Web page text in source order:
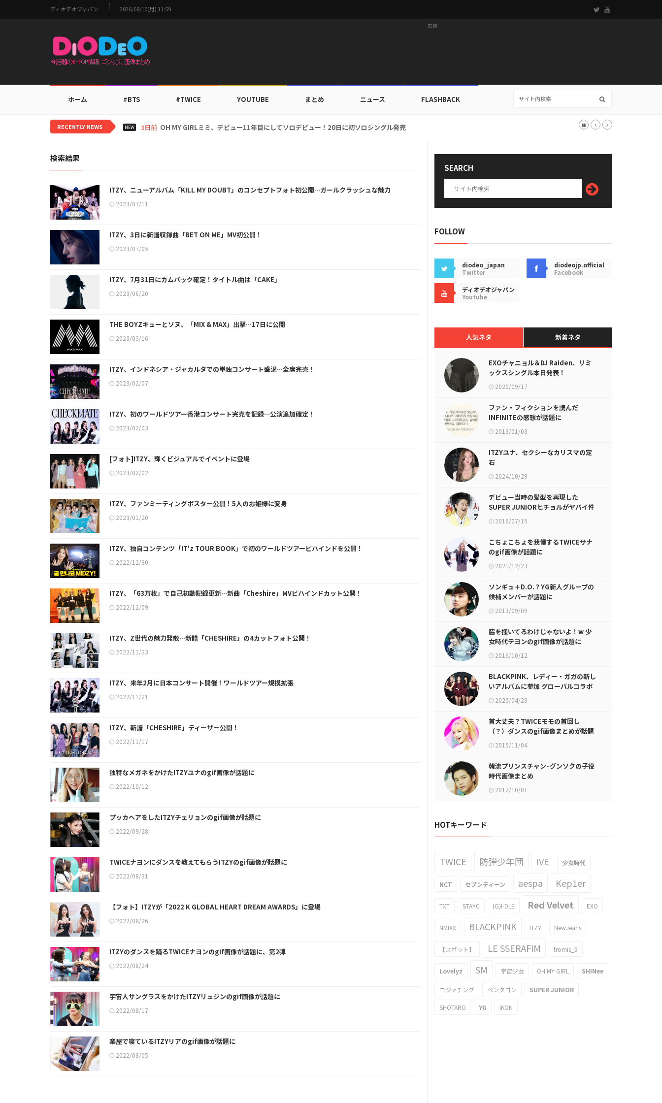
ディオデオジャパン 2026/08/10(月) 11:59
広告
ホーム #BTS #TWICE YOUTUBE まとめ ニュース FLASHBACK
RECENTLY NEWS NEW 3日前 BTS V、ワールドカップ出入証を公開…証明写真でも完璧なビジュアル！
検索結果
ITZY、ニューアルバム「KILL MY DOUBT」のコンセプトフォト初公開…ガールクラッシュな魅力
2023/07/11
ITZY、3日に新譜収録曲「BET ON ME」MV初公開！
2023/07/05
ITZY、7月31日にカムバック確定！タイトル曲は「CAKE」
2023/06/20
THE BOYZキューとソヌ、「MIX & MAX」出撃…17日に公開
2023/03/16
ITZY、インドネシア・ジャカルタでの単独コンサート盛況…全席完売！
2023/02/07
ITZY、初のワールドツアー香港コンサート完売を記録…公演追加確定！
2023/02/03
[フォト]ITZY、輝くビジュアルでイベントに登場
2023/02/02
ITZY、ファンミーティングポスター公開！5人のお姫様に変身
2023/01/20
ITZY、独自コンテンツ「IT'z TOUR BOOK」で初のワールドツアービハインドを公開！
2022/12/30
ITZY、「63万枚」で自己初動記録更新…新曲「Cheshire」MVビハインドカット公開！
2022/12/09
ITZY、Z世代の魅力発散…新譜「CHESHIRE」の4カットフォト公開！
2022/11/23
ITZY、来年2月に日本コンサート開催！ワールドツアー規模拡張
2022/11/21
ITZY、新譜「CHESHIRE」ティーザー公開！
2022/11/17
独特なメガネをかけたITZYユナのgif画像が話題に
2022/10/12
プッカヘアをしたITZYチェリョンのgif画像が話題に
2022/09/28
TWICEナヨンにダンスを教えてもらうITZYのgif画像が話題に
2022/08/31
【フォト】ITZYが「2022 K GLOBAL HEART DREAM AWARDS」に登場
2022/08/26
ITZYのダンスを踊るTWICEナヨンのgif画像が話題に、第2弾
2022/08/24
宇宙人サングラスをかけたITZYリュジンのgif画像が話題に
2022/08/17
楽屋で寝ているITZYリアのgif画像が話題に
2022/08/05
SEARCH
FOLLOW
diodeo_japan
Twitter
diodeojp.official
Facebook
ディオデオジャパン
Youtube
人気ネタ 新着ネタ
EXOチャニョル＆DJ Raiden、リミ
ックスシングル本日発表！
2020/09/17
ファン・フィクションを読んだ
INFINITEの感想が話題に
2013/01/03
ITZYユナ、セクシーなカリスマの定
石
2024/10/29
デビュー当時の髪型を再現した
SUPER JUNIORヒチョルがヤバイ件
w 2016/07/15
こちょこちょを我慢するTWICEサナ
のgif画像が話題に
2021/12/23
ソンギュ＋D.O.？YG新人グループの
候補メンバーが話題に
2013/09/09
脇を掻いてるわけじゃないよ！w 少
女時代テヨンのgif画像が話題に
2016/10/12
BLACKPINK、レディー・ガガの新し
いアルバムに参加 グローバルコラボ
2020/04/23
首大丈夫？TWICEモモの首回し
（？）ダンスのgif画像まとめが話題
に 2015/11/04
韓流プリンスチャン･グンソクの子役
時代画像まとめ
2012/10/01
HOTキーワード
TWICE 防弾少年団 IVE 少女時代
NCT セブンティーン aespa Kep1er
TXT STAYC (G)I-DLE Red Velvet EXO
NMIXX BLACKPINK ITZY NewJeans
【スポット】 LE SSERAFIM fromis_9
Lovelyz SM 宇宙少女 OH MY GIRL SHINee
ヨジャチング ペンタゴン SUPER JUNIOR
SHOTARO YG iKON